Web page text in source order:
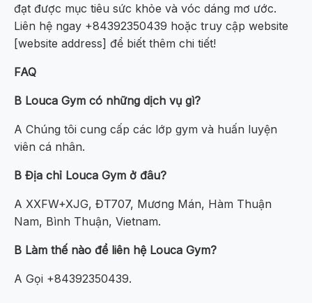
đạt được mục tiêu sức khỏe và vóc dáng mơ ước.
Liên hệ ngay +84392350439 hoặc truy cập website
[website address] để biết thêm chi tiết!
FAQ
B Louca Gym có những dịch vụ gì?
A Chúng tôi cung cấp các lớp gym và huấn luyện
viên cá nhân.
B Địa chỉ Louca Gym ở đâu?
A XXFW+XJG, ĐT707, Mương Mán, Hàm Thuận
Nam, Bình Thuận, Vietnam.
B Làm thế nào để liên hệ Louca Gym?
A Gọi +84392350439.